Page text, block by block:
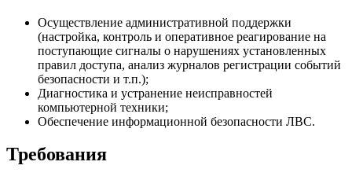
Осуществление административной поддержки
(настройка, контроль и оперативное реагирование на
поступающие сигналы о нарушениях установленных
правил доступа, анализ журналов регистрации событий
безопасности и т.п.);
Диагностика и устранение неисправностей
компьютерной техники;
Обеспечение информационной безопасности ЛВС.
Требования